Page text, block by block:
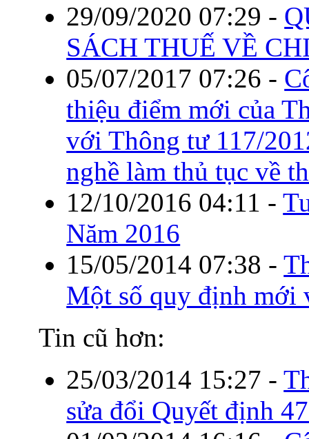
29/09/2020 07:29 -
SÁCH THUẾ VỀ
05/07/2017 07:26 -
thiệu điểm mới của
với Thông tư 117/
nghề làm thủ tục về
12/10/2016 04:11 -
Năm 2016
15/05/2014 07:38 -
Một số quy định mới
Tin cũ hơn:
25/03/2014 15:27 -
sửa đổi Quyết định